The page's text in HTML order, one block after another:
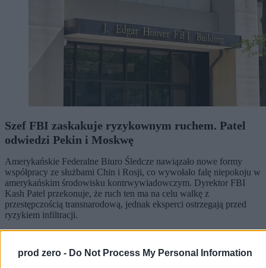
prod zero - Do Not Process My Personal Information
Szef FBI zaskakuje ryzykownym ruchem. Patel
odwiedzi Pekin i Moskwę
Amerykańskie Federalne Biuro Śledcze nawiązało nowe formy
współpracy ze służbami Chin i Rosji, co wywołało falę niepokoju w
amerykańskim środowisku kontrwywiadowczym. Dyrektor FBI
Kash Patel przekonuje, że ruch ten ma na celu walkę z
przestępczością transnarodową, jednak eksperci ostrzegają przed
ryzykiem infiltracji.
Tomasz Pałasz